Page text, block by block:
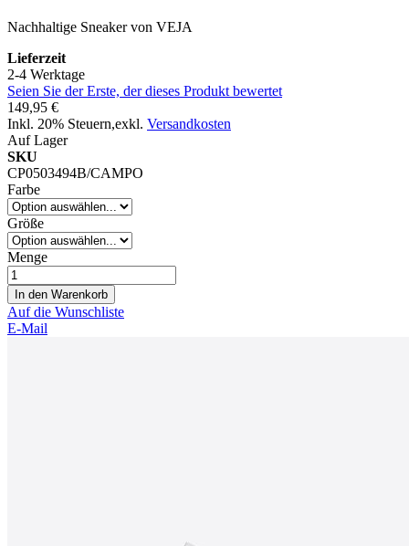
Nachhaltige Sneaker von VEJA
Lieferzeit
2-4 Werktage
Seien Sie der Erste, der dieses Produkt bewertet
149,95 €
Inkl. 20% Steuern,exkl. Versandkosten
Auf Lager
SKU
CP0503494B/CAMPO
Farbe
Größe
Menge
In den Warenkorb
Auf die Wunschliste
E-Mail